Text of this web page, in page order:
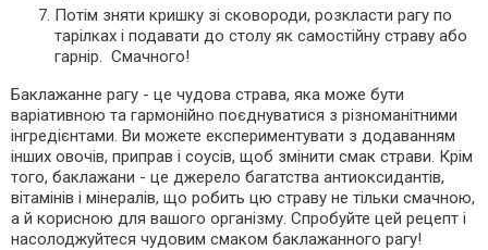
Потім зняти кришку зі сковороди, розкласти рагу по
тарілках і подавати до столу як самостійну страву або
гарнір. Смачного!
Баклажанне рагу - це чудова страва, яка може бути
варіативною та гармонійно поєднуватися з різноманітними
інгредієнтами. Ви можете експериментувати з додаванням
інших овочів, приправ і соусів, щоб змінити смак страви. Крім
того, баклажани - це джерело багатства антиоксидантів,
вітамінів і мінералів, що робить цю страву не тільки смачною,
а й корисною для вашого організму. Спробуйте цей рецепт і
насолоджуйтеся чудовим смаком баклажанного рагу!